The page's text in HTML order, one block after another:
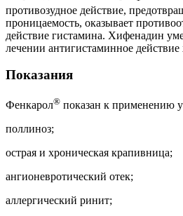
противозудное действие,
проницаемость, оказывает
действие гистамина. Хифенадин
лечении антигистаминное
Показания
Фенкарол® показан к применению
поллиноз;
острая и хроническая крапивница;
ангионевротический отек;
аллергический ринит;